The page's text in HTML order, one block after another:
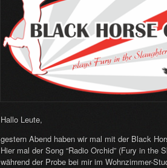
Hallo Leute,
gestern Abend haben wir mal mit der Black
Hier mal der Song “Radio Orchid” (Fury in the
während der Probe bei mir im Wohnzimmer-